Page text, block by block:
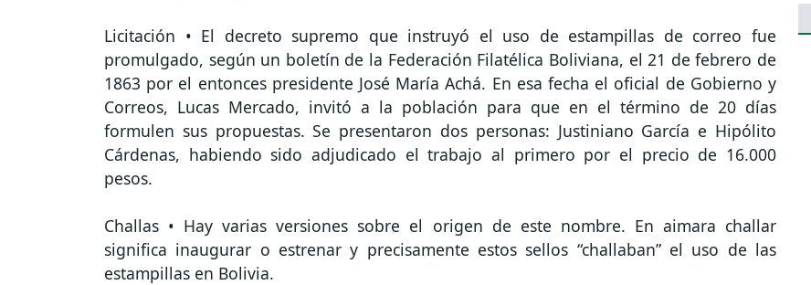
Licitación • El decreto supremo que instruyó el uso de estampillas de correo fue
promulgado, según un boletín de la Federación Filatélica Boliviana, el 21 de febrero de
1863 por el entonces presidente José María Achá. En esa fecha el oficial de Gobierno y
Correos, Lucas Mercado, invitó a la población para que en el término de 20 días
formulen sus propuestas. Se presentaron dos personas: Justiniano García e Hipólito
Cárdenas, habiendo sido adjudicado el trabajo al primero por el precio de 16.000
pesos.
Challas • Hay varias versiones sobre el origen de este nombre. En aimara challar
significa inaugurar o estrenar y precisamente estos sellos “challaban” el uso de las
estampillas en Bolivia.